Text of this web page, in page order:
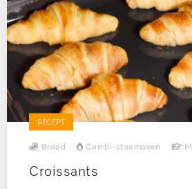
RECEPT
Brood Combi-stoomoven
Croissants